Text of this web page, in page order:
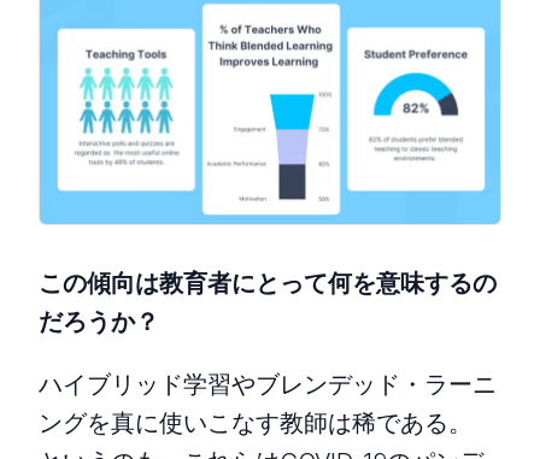
この傾向は教育者にとって何を意味するの
だろうか？
ハイブリッド学習やブレンデッド・ラーニ
ングを真に使いこなす教師は稀である。